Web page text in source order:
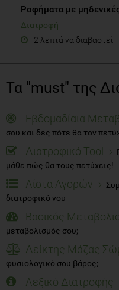
Ροφήματα με
Διατροφή
2 λεπτά να διαβαστεί
Τα "must" της
Εβδομαδίαια
σου και δες πότε θα τον
Διατροφικό Tool
μάθε πώς θα τους πετύχεις!
Λίστα Αγορών
διατροφικό νου
Βασικός
μεταβολισμός σου;
Δείκτης Μάζας
φυσιολογικό σου βάρος;
Λεξικό Διατροφής